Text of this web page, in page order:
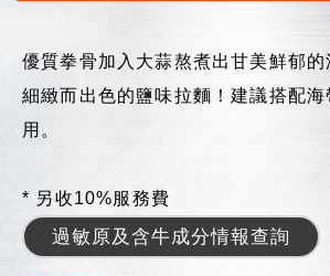
優質拳骨加入大蒜熬煮出甘美鮮郁的
細緻而出色的鹽味拉麵！建議搭配
用。
* 另收10%服務費
過敏原及含牛成分情報查詢